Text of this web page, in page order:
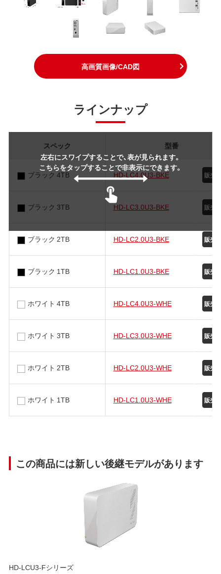
高画質画像/CAD図
ラインナップ
左右にスワイプすることで、表が見られます。
こちらをタップすることで非表示にできます。
スペック 型番
ブラック 4TB HD-LC4.0U3-BKE
ブラック 3TB HD-LC3.0U3-BKE
ブラック 2TB HD-LC2.0U3-BKE
ブラック 1TB HD-LC1.0U3-BKE
ホワイト 4TB HD-LC4.0U3-WHE
ホワイト 3TB HD-LC3.0U3-WHE
ホワイト 2TB HD-LC2.0U3-WHE
ホワイト 1TB HD-LC1.0U3-WHE
この商品には新しい後継モデルがあります
HD-LCU3-Fシリーズ